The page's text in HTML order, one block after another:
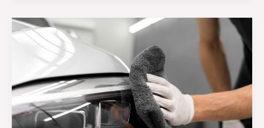
Autowerbung
gestalten:
Ideen
und
Inspirationen